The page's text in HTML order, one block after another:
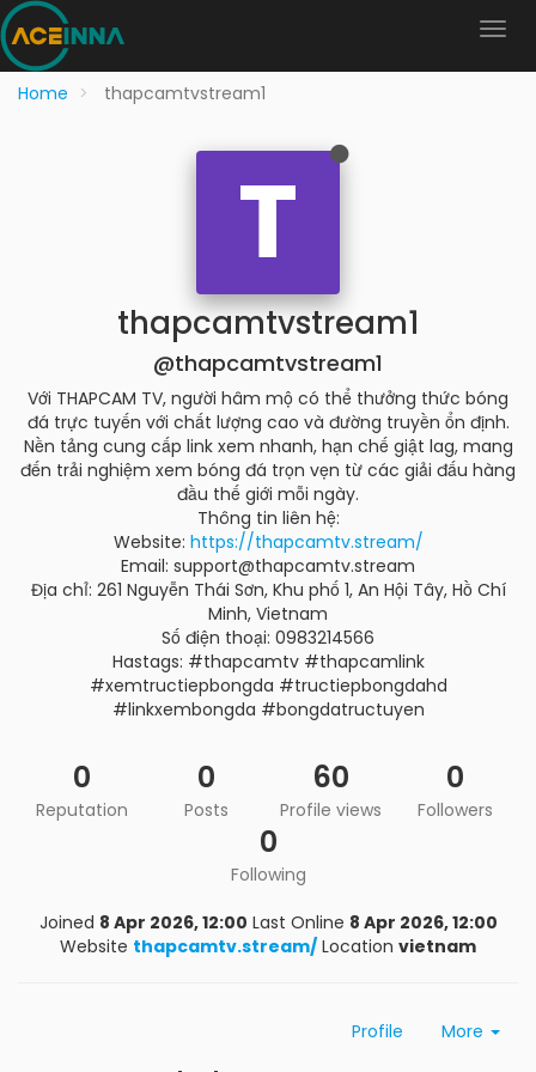
Home thapcamtvstream1
T
thapcamtvstream1
@thapcamtvstream1
Với THAPCAM TV, người hâm mộ có thể thưởng thức bóng
đá trực tuyến với chất lượng cao và đường truyền ổn định.
Nền tảng cung cấp link xem nhanh, hạn chế giật lag, mang
đến trải nghiệm xem bóng đá trọn vẹn từ các giải đấu hàng
đầu thế giới mỗi ngày.
Thông tin liên hệ:
Website: https://thapcamtv.stream/
Email: support@thapcamtv.stream
Địa chỉ: 261 Nguyễn Thái Sơn, Khu phố 1, An Hội Tây, Hồ Chí
Minh, Vietnam
Số điện thoại: 0983214566
Hastags: #thapcamtv #thapcamlink
#xemtructiepbongda #tructiepbongdahd
#linkxembongda #bongdatructuyen
0
Reputation
0
Posts
60
Profile views
0
Followers
0
Following
Joined 8 Apr 2026, 12:00 Last Online 8 Apr 2026, 12:00
Website thapcamtv.stream/ Location vietnam
Profile More